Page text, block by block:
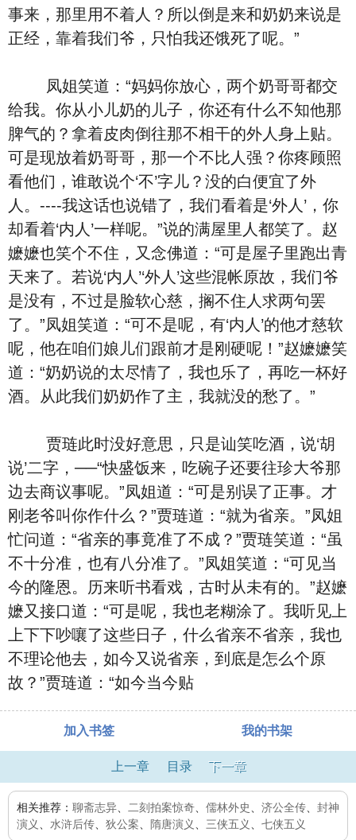
事来，那里用不着人？所以倒是来和奶奶来说是
正经，靠着我们爷，只怕我还饿死了呢。”
凤姐笑道：“妈妈你放心，两个奶哥哥都交
给我。你从小儿奶的儿子，你还有什么不知他那
脾气的？拿着皮肉倒往那不相干的外人身上贴。
可是现放着奶哥哥，那一个不比人强？你疼顾照
看他们，谁敢说个‘不’字儿？没的白便宜了外
人。----我这话也说错了，我们看着是‘外人’，你
却看着‘内人’一样呢。”说的满屋里人都笑了。赵
嬷嬷也笑个不住，又念佛道：“可是屋子里跑出青
天来了。若说‘内人’‘外人’这些混帐原故，我们爷
是没有，不过是脸软心慈，搁不住人求两句罢
了。”凤姐笑道：“可不是呢，有‘内人’的他才慈软
呢，他在咱们娘儿们跟前才是刚硬呢！”赵嬷嬷笑
道：“奶奶说的太尽情了，我也乐了，再吃一杯好
酒。从此我们奶奶作了主，我就没的愁了。”
贾琏此时没好意思，只是讪笑吃酒，说‘胡
说’二字，──“快盛饭来，吃碗子还要往珍大爷那
边去商议事呢。”凤姐道：“可是别误了正事。才
刚老爷叫你作什么？”贾琏道：“就为省亲。”凤姐
忙问道：“省亲的事竟准了不成？”贾琏笑道：“虽
不十分准，也有八分准了。”凤姐笑道：“可见当
今的隆恩。历来听书看戏，古时从未有的。”赵嬷
嬷又接口道：“可是呢，我也老糊涂了。我听见上
上下下吵嚷了这些日子，什么省亲不省亲，我也
不理论他去，如今又说省亲，到底是怎么个原
故？”贾琏道：“如今当今贴
加入书签 我的书架
上一章 目录 下一章
相关推荐： 聊斋志异 二刻拍案惊奇 儒林外史 济公全传
封神
演义
水浒后传 狄公案 隋唐演义 三侠五义 七侠五义